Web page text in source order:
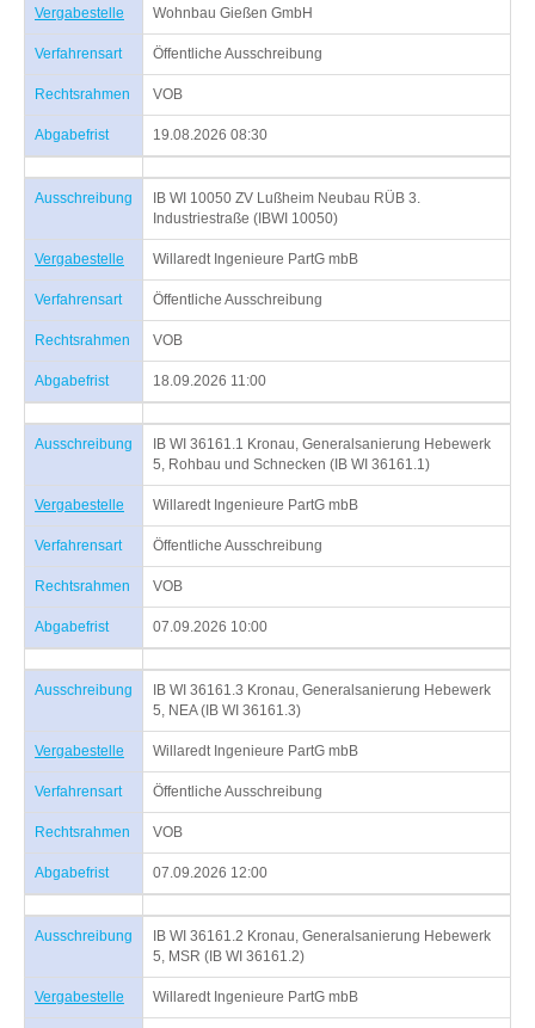
Vergabestelle Wohnbau Gießen GmbH
Verfahrensart Öffentliche Ausschreibung
Rechtsrahmen VOB
Abgabefrist 19.08.2026 08:30
Ausschreibung
IB WI 10050 ZV Lußheim Neubau RÜB 3.
Industriestraße (IBWI 10050)
Vergabestelle Willaredt Ingenieure PartG mbB
Verfahrensart Öffentliche Ausschreibung
Rechtsrahmen VOB
Abgabefrist 18.09.2026 11:00
Ausschreibung
IB WI 36161.1 Kronau, Generalsanierung Hebewerk
5, Rohbau und Schnecken (IB WI 36161.1)
Vergabestelle Willaredt Ingenieure PartG mbB
Verfahrensart Öffentliche Ausschreibung
Rechtsrahmen VOB
Abgabefrist 07.09.2026 10:00
Ausschreibung
IB WI 36161.3 Kronau, Generalsanierung Hebewerk
5, NEA (IB WI 36161.3)
Vergabestelle Willaredt Ingenieure PartG mbB
Verfahrensart Öffentliche Ausschreibung
Rechtsrahmen VOB
Abgabefrist 07.09.2026 12:00
Ausschreibung
IB WI 36161.2 Kronau, Generalsanierung Hebewerk
5, MSR (IB WI 36161.2)
Vergabestelle Willaredt Ingenieure PartG mbB